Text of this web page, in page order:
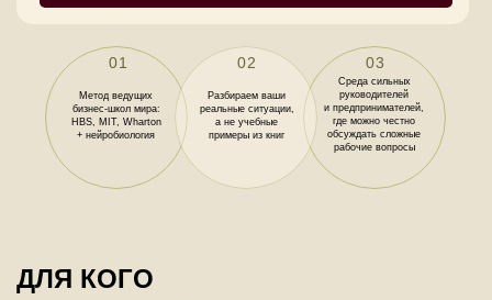
Метод ведущих
бизнес-школ мира:
HBS, MIT, Wharton
+ нейробиология
Разбираем ваши
реальные ситуации,
а не учебные
примеры из книг
Среда сильных
руководителей
и предпринимателей,
где можно честно
обсуждать сложные
рабочие вопросы
01 02 03
ДЛЯ КОГО